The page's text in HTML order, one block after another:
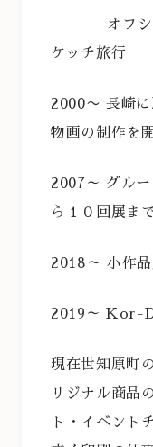
オフシーズ
ケッチ旅行
2000〜 長崎
物画の制作を
2007～ グル
ら１０回展ま
2018～ 小作
2019～ Kor-
現在世知原町
リジナル商品
ト・イベント